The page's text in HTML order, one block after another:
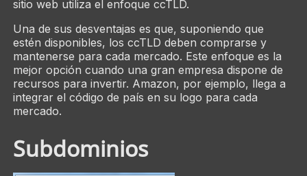
sitio web utiliza el enfoque ccTLD.
Una de sus desventajas es que, suponiendo que
estén disponibles, los ccTLD deben comprarse y
mantenerse para cada mercado. Este enfoque es la
mejor opción cuando una gran empresa dispone de
recursos para invertir. Amazon, por ejemplo, llega a
integrar el código de país en su logo para cada
mercado.
Subdominios